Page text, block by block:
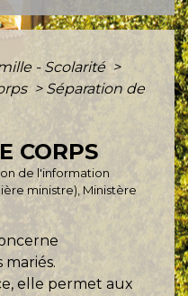
- Scolarité >
> Séparation de
CORPS
de l'information
ministre), Ministère
elle permet aux